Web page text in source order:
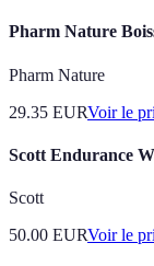
Pharm Nature
Pharm Nature
29.35 EURVoir le
Scott Endurance
Scott
50.00 EURVoir le